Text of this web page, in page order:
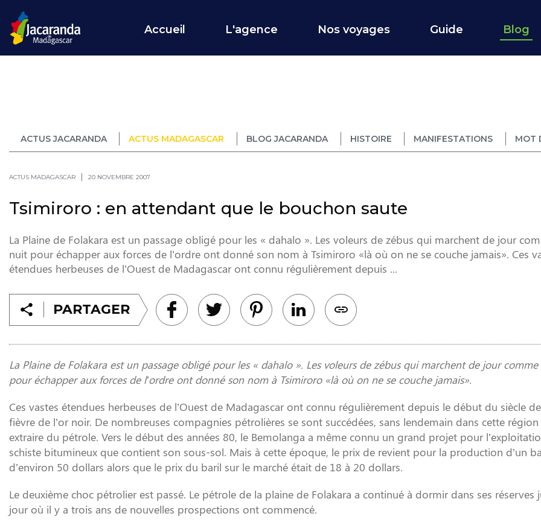
Accueil L'agence Nos voyages Guide Blog
ACTUS JACARANDA ACTUS MADAGASCAR BLOG JACARANDA HISTOIRE MANIFESTATIONS MOT
ACTUS MADAGASCAR 20 NOVEMBRE 2007
Tsimiroro : en attendant que le bouchon saute
La Plaine de Folakara est un passage obligé pour les « dahalo ». Les voleurs de zébus qui marchent de jour
nuit pour échapper aux forces de l’ordre ont donné son nom à Tsimiroro «là où on ne se couche jamais». Ces
étendues herbeuses de l’Ouest de Madagascar ont connu régulièrement depuis ...
PARTAGER
La Plaine de Folakara est un passage obligé pour les « dahalo ». Les voleurs de zébus qui marchent de jour
pour échapper aux forces de l’ordre ont donné son nom à Tsimiroro «là où on ne se couche jamais».
Ces vastes étendues herbeuses de l’Ouest de Madagascar ont connu régulièrement depuis le début du siècle
fièvre de l’or noir. De nombreuses compagnies pétrolières se sont succédées, sans lendemain dans cette
extraire du pétrole. Vers le début des années 80, le Bemolanga a même connu un grand projet pour
schiste bitumineux que contient son sous-sol. Mais à cette époque, le prix de revient pour la production d’un
d’environ 50 dollars alors que le prix du baril sur le marché était de 18 à 20 dollars.
Le deuxième choc pétrolier est passé. Le pétrole de la plaine de Folakara a continué à dormir dans ses réserves
jour où il y a trois ans de nouvelles prospections ont commencé.